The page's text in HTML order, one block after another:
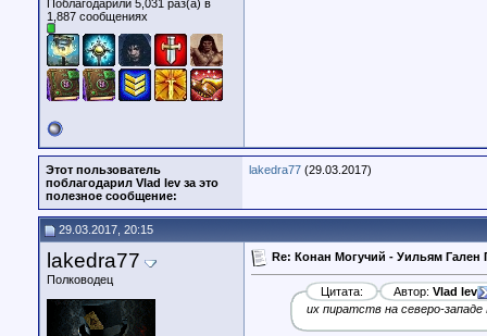
Поблагодарили 5,031 раз(а) в
1,887 сообщениях
Этот пользователь
поблагодарил Vlad lev за это
полезное сообщение:
lakedra77 (29.03.2017)
29.03.2017, 20:15
lakedra77
Полководец
Re: Конан Могучий - Уильям Гален
Цитата: Автор: Vlad lev
их пиратств на северо-